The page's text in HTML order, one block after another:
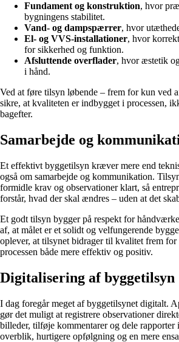
Fundament og konstruktion, hvor
bygningens stabilitet.
Vand- og dampspærrer, hvor
El- og VVS-installationer, hvor
for sikkerhed og funktion.
Afsluttende overflader, hvor æstetik
i hånd.
Ved at føre tilsyn løbende – frem for kun ved
sikre, at kvaliteten er indbygget i processen,
bagefter.
Samarbejde og
Et effektivt byggetilsyn kræver mere end
også om samarbejde og kommunikation.
formidle krav og observationer klart, så
forstår, hvad der skal ændres – uden at det
Et godt tilsyn bygger på respekt for
af, at målet er et solidt og velfungerende
oplever, at tilsynet bidrager til kvalitet frem
processen både mere effektiv og positiv.
Digitalisering af byggetilsyn
I dag foregår meget af byggetilsynet digitalt.
gør det muligt at registrere observationer
billeder, tilføje kommentarer og dele
overblik, hurtigere opfølgning og en mere